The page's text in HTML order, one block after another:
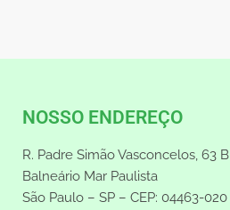
NOSSO ENDEREÇO
R. Padre Simão Vasconcelos, 63 B
Balneário Mar Paulista
São Paulo – SP – CEP: 04463-020